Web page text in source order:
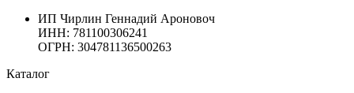
ИП Чирлин Геннадий Ароновоч
ИНН: 781100306241
ОГРН: 304781136500263
Каталог